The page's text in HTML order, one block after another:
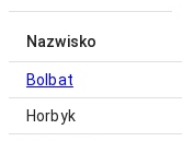
Nazwisko
Bolbat
Horbyk